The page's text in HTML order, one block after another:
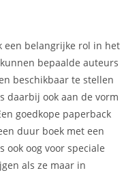
een belangrijke rol in het
bepaalde auteurs
beschikbaar te stellen
daarbij ook aan de vorm
goedkope paperback
duur boek met een
ook oog voor speciale
als ze maar in